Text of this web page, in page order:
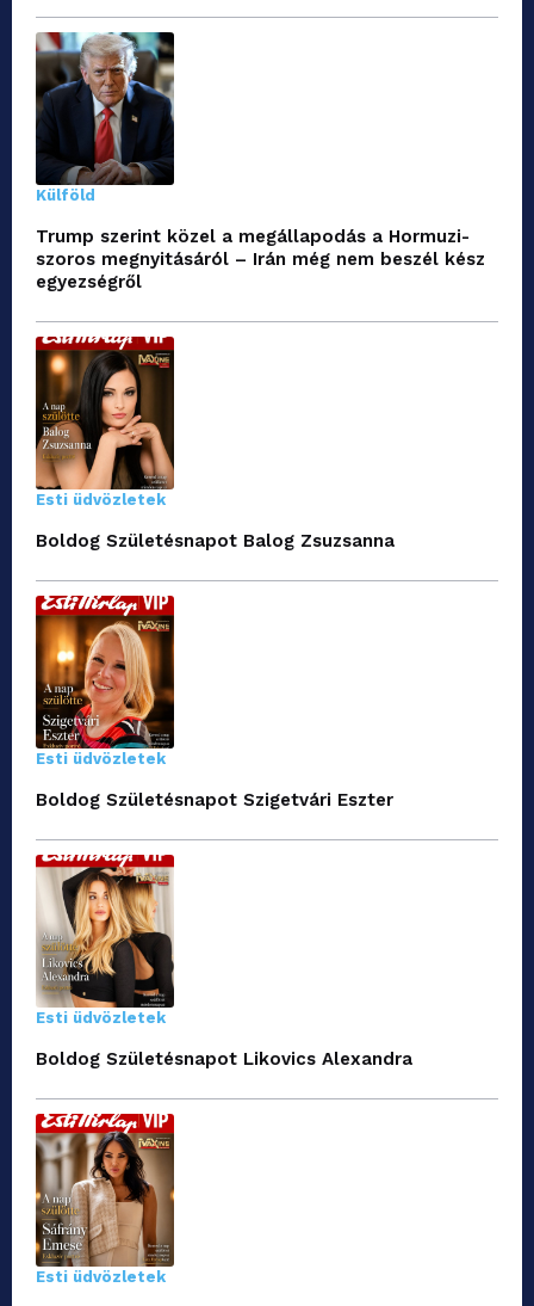
Külföld
Trump szerint közel a megállapodás a Hormuzi-
szoros megnyitásáról – Irán még nem beszél kész
egyezségről
Esti üdvözletek
Boldog Születésnapot Balog Zsuzsanna
Esti üdvözletek
Boldog Születésnapot Szigetvári Eszter
Esti üdvözletek
Boldog Születésnapot Likovics Alexandra
Esti üdvözletek